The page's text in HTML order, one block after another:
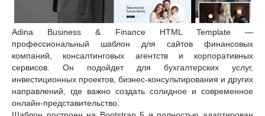
Adina Business & Finance HTML Template —
профессиональный шаблон для сайтов финансовых
компаний, консалтинговых агентств и корпоративных
сервисов. Он подойдет для бухгалтерских услуг,
инвестиционных проектов, бизнес-консультирования и других
направлений, где важно создать солидное и современное
онлайн-представительство.